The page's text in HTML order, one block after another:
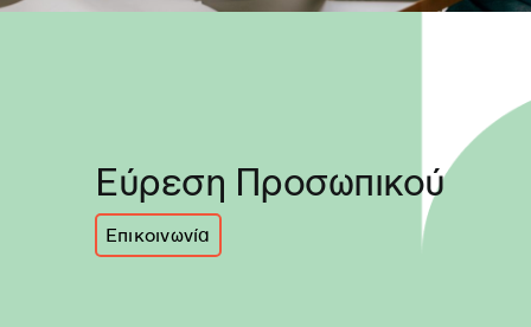
Εύρεση Προσωπικού
Επικοινωνία